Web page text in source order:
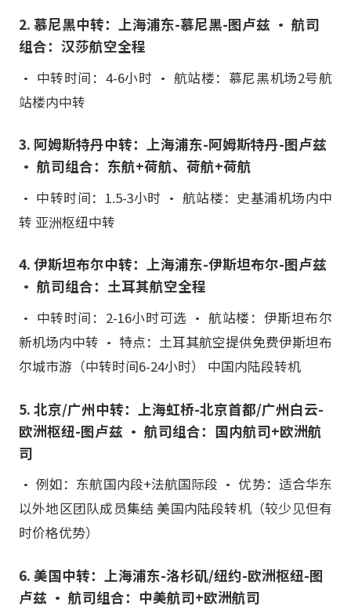
2. 慕尼黑中转：上海浦东-慕尼黑-图卢兹 • 航司
组合：汉莎航空全程
• 中转时间：4-6小时 • 航站楼：慕尼黑机场2号航
站楼内中转
3. 阿姆斯特丹中转：上海浦东-阿姆斯特丹-图卢兹
• 航司组合：东航+荷航、荷航+荷航
• 中转时间：1.5-3小时 • 航站楼：史基浦机场内中
转 亚洲枢纽中转
4. 伊斯坦布尔中转：上海浦东-伊斯坦布尔-图卢兹
• 航司组合：土耳其航空全程
• 中转时间：2-16小时可选 • 航站楼：伊斯坦布尔
新机场内中转 • 特点：土耳其航空提供免费伊斯坦布
尔城市游（中转时间6-24小时） 中国内陆段转机
5. 北京/广州中转：上海虹桥-北京首都/广州白云-
欧洲枢纽-图卢兹 • 航司组合：国内航司+欧洲航
司
• 例如：东航国内段+法航国际段 • 优势：适合华东
以外地区团队成员集结 美国内陆段转机（较少见但有
时价格优势）
6. 美国中转：上海浦东-洛杉矶/纽约-欧洲枢纽-图
卢兹 • 航司组合：中美航司+欧洲航司